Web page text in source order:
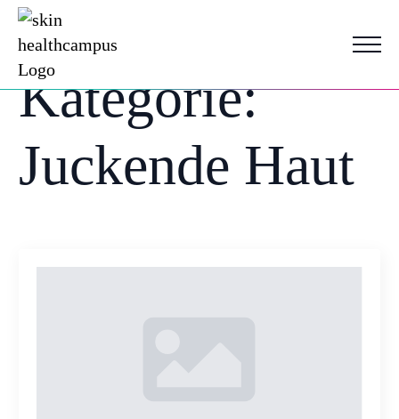
Kategorie:
Juckende Haut